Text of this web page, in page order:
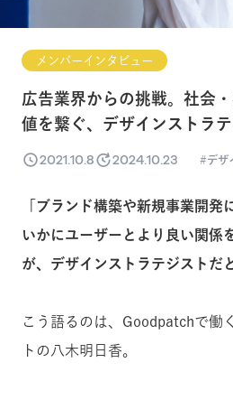
メンバーインタビュー
広告業界からの挑戦。社会
値を繋ぐ、デザインストラ
2021.10.8 2024.10.23 デザ
「ブランド構築や新規事業開発
いかにユーザーとより良い関係
が、デザインストラテジストだ
こう語るのは、Goodpatchで働
トの八木明日香。